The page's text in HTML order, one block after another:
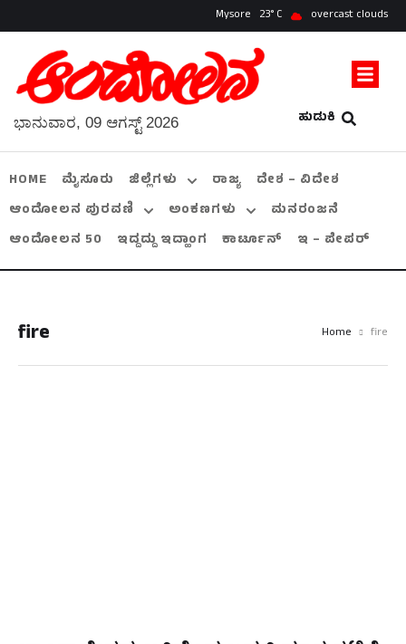
Mysore 23 overcast clouds
ಹುಡುಕಿ
ಭಾನುವಾರ, 09 ಆಗಸ್ಟ್ 2026
HOME ಮೈಸೂರು ಜಿಲ್ಲೆಗಳು ರಾಜ್ಯ
ದೇಶ – ವಿದೇಶ
ಆಂದೋಲನ ಪುರವಣಿ
ಅಂಕಣಗಳು
ಮನರಂಜನೆ
ಆಂದೋಲನ 50
ಇದ್ದದ್ದು ಇದ್ಹಾಂಗ ಕಾರ್ಟೂನ್ ಇ – ಪೇಪರ್
fire Home fire